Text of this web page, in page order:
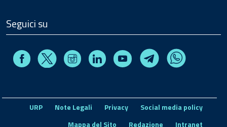
Seguici su
FacebookX InstagramLinkedin Youtube TelegramWhatsapp
URP Note Legali Privacy
Social media policy
Mappa del Sito
Redazione Intranet